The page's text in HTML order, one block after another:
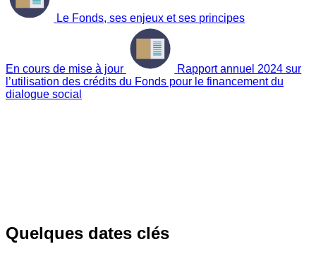
Le Fonds, ses enjeux et ses principes
En cours de mise à jour
Rapport annuel 2024 sur
l’utilisation des crédits du Fonds pour le financement du
dialogue social
Quelques dates clés